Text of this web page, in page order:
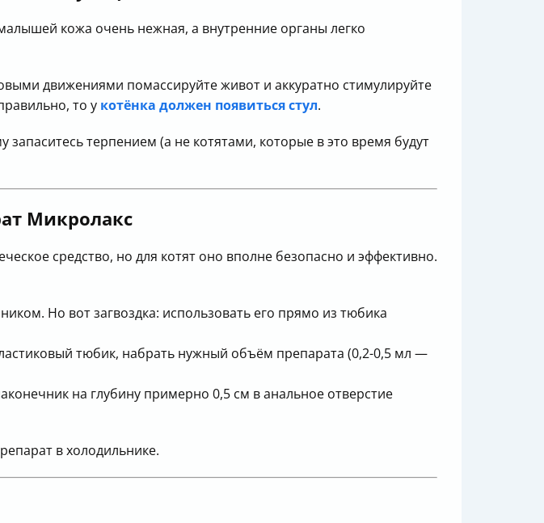
кожа очень нежная, а внутренние органы легко
движениями помассируйте живот и аккуратно стимулируйте
то у котёнка должен появиться стул.
терпением (а не котятами, которые в это время будут
Микролакс
средство, но для котят оно вполне безопасно и эффективно.
Но вот загвоздка: использовать его прямо из тюбика
тюбик, набрать нужный объём препарата (0,2-0,5 мл —
на глубину примерно 0,5 см в анальное отверстие
в холодильнике.